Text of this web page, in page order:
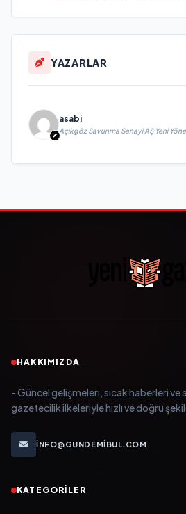
YAZARLAR
asabi
Açıkgöz Savunma Sanayi AŞ Yeni
HAKKIMIZDA
- Güncel gelişmeleri, sıcak haberleri ve
gazetecilik ilkeleriyle hızlı ve doğru
INFO@GUNDEMIBUL.COM
KATEGORILER